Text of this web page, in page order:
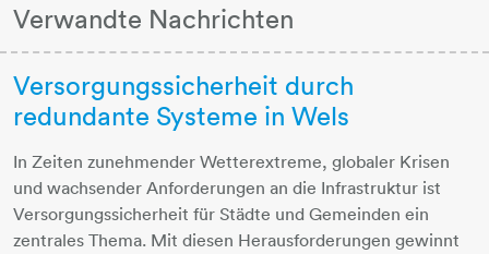
Verwandte Nachrichten
Versorgungssicherheit durch
redundante Systeme in Wels
In Zeiten zunehmender Wetterextreme, globaler Krisen
und wachsender Anforderungen an die Infrastruktur ist
Versorgungssicherheit für Städte und Gemeinden ein
zentrales Thema. Mit diesen Herausforderungen gewinnt